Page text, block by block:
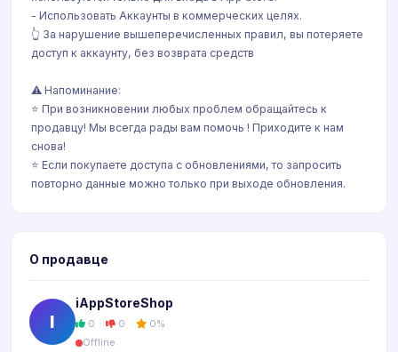
- Использовать Аккаунты в коммерческих целях.
👆 За нарушение вышеперечисленных правил, вы потеряете
доступ к аккаунту, без возврата средств
⚠️ Напоминание:
⭐️ При возникновении любых проблем обращайтесь к
продавцу! Мы всегда рады вам помочь ! Приходите к нам
снова!
⭐️ Если покупаете доступа с обновлениями, то запросить
повторно данные можно только при выходе обновления.
О продавце
I
iAppStoreShop
0 0 0%
Offline